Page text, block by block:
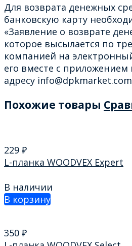
Для возврата денежных
банковскую карту
«Заявление о возврате
которое высылается по
компанией на
его вместе с
адресу info@dpkmarket.com
Похожие товары
229 ₽
L-планка WOODVEХ Expert
В наличии
В корзину
350 ₽